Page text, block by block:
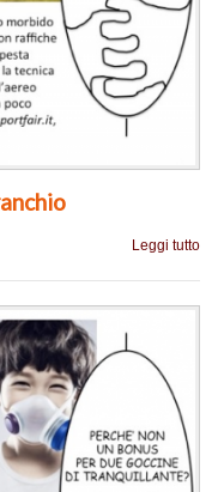
Leggi tutto